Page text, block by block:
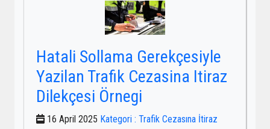
Hatali Sollama Gerekçesiyle
Yazilan Trafik Cezasina Itiraz
Dilekçesi Örnegi
16 April 2025 Kategori : Trafik Cezasına İtiraz